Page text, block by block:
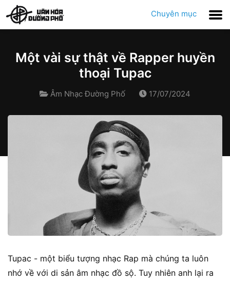
Chuyên mục
Một vài sự thật về Rapper huyền
thoại Tupac
Âm Nhạc Đường Phố 17/07/2024
Tupac - một biểu tượng nhạc Rap mà chúng ta luôn
nhớ về với di sản âm nhạc đồ sộ. Tuy nhiên anh lại ra